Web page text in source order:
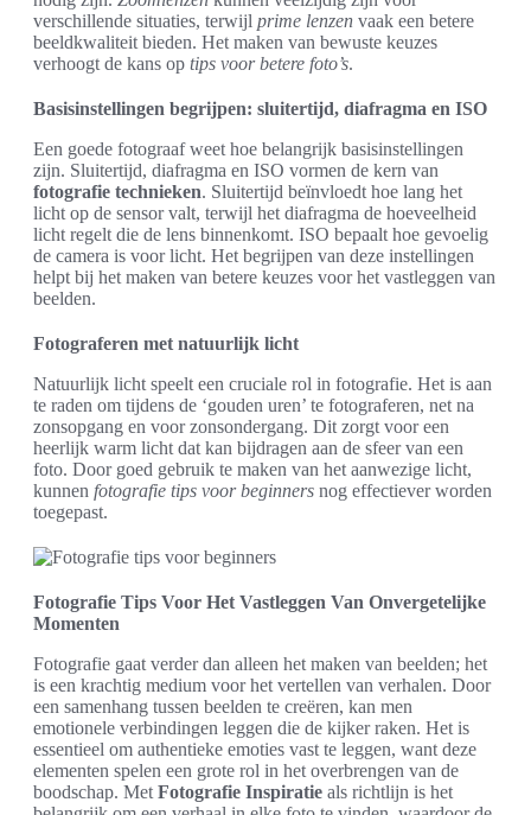
verschillende situaties, terwijl prime lenzen vaak een betere
beeldkwaliteit bieden. Het maken van bewuste keuzes
verhoogt de kans op tips voor betere foto’s.
Basisinstellingen begrijpen: sluitertijd, diafragma en ISO
Een goede fotograaf weet hoe belangrijk basisinstellingen
zijn. Sluitertijd, diafragma en ISO vormen de kern van
fotografie technieken. Sluitertijd beïnvloedt hoe lang het
licht op de sensor valt, terwijl het diafragma de hoeveelheid
licht regelt die de lens binnenkomt. ISO bepaalt hoe gevoelig
de camera is voor licht. Het begrijpen van deze instellingen
helpt bij het maken van betere keuzes voor het vastleggen van
beelden.
Fotograferen met natuurlijk licht
Natuurlijk licht speelt een cruciale rol in fotografie. Het is aan
te raden om tijdens de ‘gouden uren’ te fotograferen, net na
zonsopgang en voor zonsondergang. Dit zorgt voor een
heerlijk warm licht dat kan bijdragen aan de sfeer van een
foto. Door goed gebruik te maken van het aanwezige licht,
kunnen fotografie tips voor beginners nog effectiever worden
toegepast.
Fotografie Tips Voor Het Vastleggen Van Onvergetelijke
Momenten
Fotografie gaat verder dan alleen het maken van beelden; het
is een krachtig medium voor het vertellen van verhalen. Door
een samenhang tussen beelden te creëren, kan men
emotionele verbindingen leggen die de kijker raken. Het is
essentieel om authentieke emoties vast te leggen, want deze
elementen spelen een grote rol in het overbrengen van de
boodschap. Met Fotografie Inspiratie als richtlijn is het